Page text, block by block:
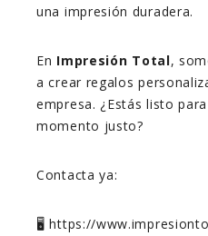
una impresión duradera.
En Impresión Total,
a crear regalos
empresa. ¿Estás listo
momento justo?
Contacta ya:
🖥️ https://